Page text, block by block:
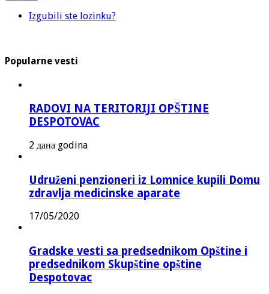
Izgubili ste lozinku?
Popularne vesti
RADOVI NA TERITORIJI OPŠTINE
DESPOTOVAC
2 дана godina
Udruženi penzioneri iz Lomnice kupili Domu
zdravlja medicinske aparate
17/05/2020
Gradske vesti sa predsednikom Opštine i
predsednikom Skupštine opštine
Despotovac